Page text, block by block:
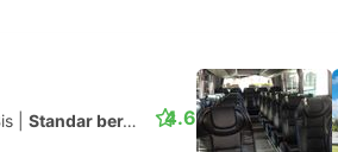
Standar berAC 4.6